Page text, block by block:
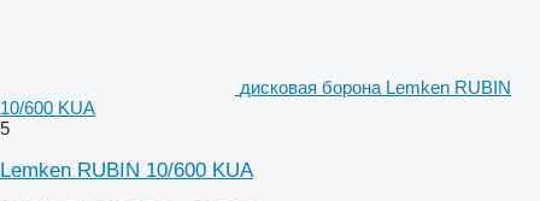
дисковая борона Lemken RUBIN
10/600 KUA
5
Lemken RUBIN 10/600 KUA